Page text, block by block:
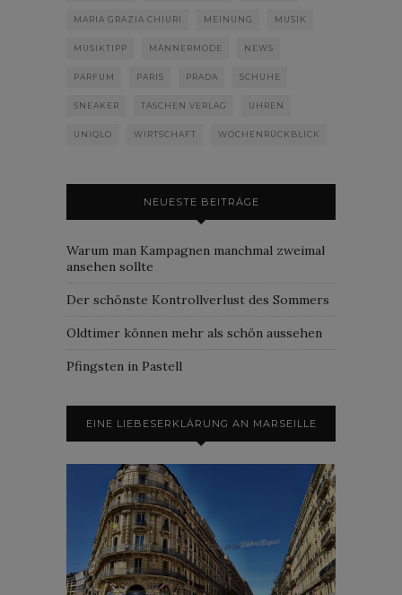
MARIA GRAZIA CHIURI MEINUNG MUSIK
MUSIKTIPP MÄNNERMODE NEWS
PARFUM PARIS PRADA SCHUHE
SNEAKER TASCHEN VERLAG UHREN
UNIQLO WIRTSCHAFT WOCHENRÜCKBLICK
NEUESTE BEITRÄGE
Warum man Kampagnen manchmal zweimal
ansehen sollte
Der schönste Kontrollverlust des Sommers
Oldtimer können mehr als schön aussehen
Pfingsten in Pastell
EINE LIEBESERKLÄRUNG AN MARSEILLE